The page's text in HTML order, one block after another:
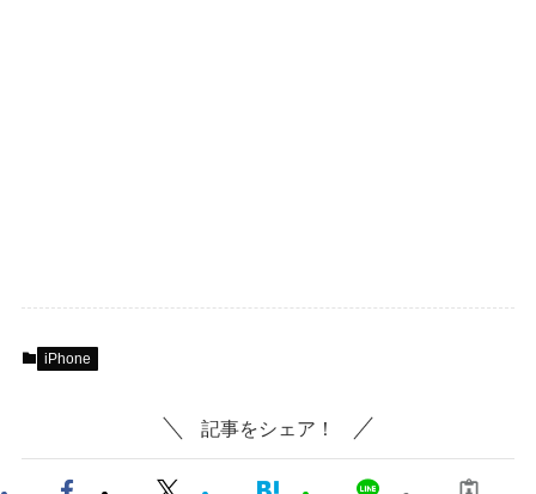
iPhone
記事をシェア！